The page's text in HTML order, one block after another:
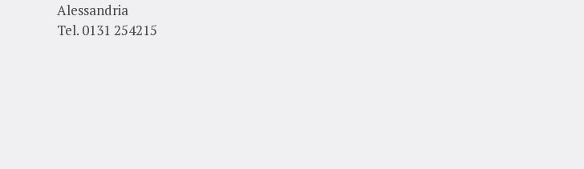
Alessandria
Tel. 0131 254215